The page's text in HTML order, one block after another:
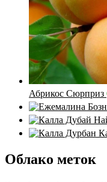
Абрикос Сюрприз
Облако меток